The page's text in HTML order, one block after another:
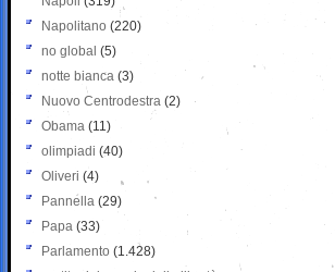
Napolitano (220)
no global (5)
notte bianca (3)
Nuovo Centrodestra (2)
Obama (11)
olimpiadi (40)
Oliveri (4)
Pannella (29)
Papa (33)
Parlamento (1.428)